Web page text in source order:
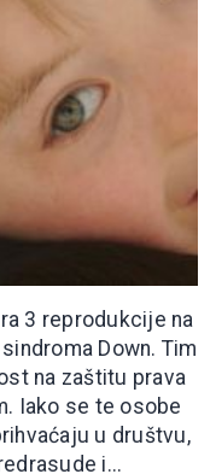
3 reprodukcije na
Down. Tim
na zaštitu prava
Iako se te osobe
u društvu,
i...